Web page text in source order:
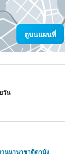
ดูบนแผนที่
วัน
านนานาชาติดานัง